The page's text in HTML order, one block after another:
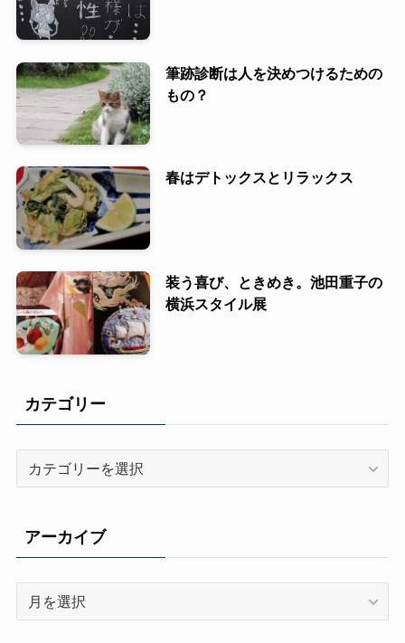
筆跡診断は人を決めつけるための
もの？
春はデトックスとリラックス
装う喜び、ときめき。池田重子の
横浜スタイル展
カテゴリー
リ
ー
アーカイブ